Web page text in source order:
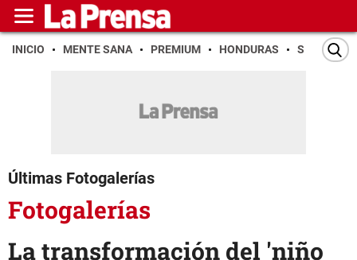
INICIO MENTE SANA PREMIUM HONDURAS SAN PEDRO
Últimas Fotogalerías
Fotogalerías
La transformación del 'niño